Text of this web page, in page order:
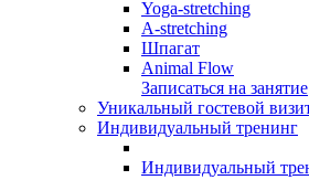
Yoga-stretching
A-stretching
Шпагат
Animal Flow
Записаться на занятие
Уникальный гостевой
Индивидуальный тренинг
Индивидуальный